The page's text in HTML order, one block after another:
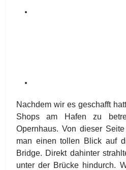
Nachdem wir es geschafft
Shops am Hafen zu
Opernhaus. Von dieser
man einen tollen Blick auf
Bridge. Direkt dahinter
unter der Brücke hindurch.